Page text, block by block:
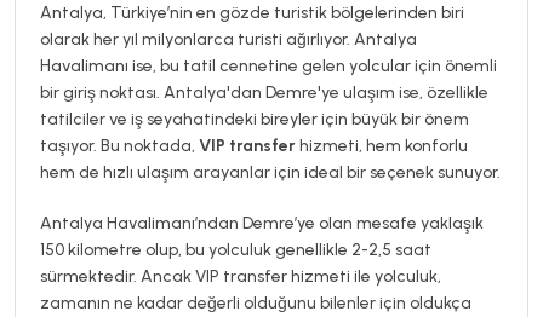
Antalya, Türkiye’nin en gözde turistik bölgelerinden biri
olarak her yıl milyonlarca turisti ağırlıyor. Antalya
Havalimanı ise, bu tatil cennetine gelen yolcular için önemli
bir giriş noktası. Antalya'dan Demre'ye ulaşım ise, özellikle
tatilciler ve iş seyahatindeki bireyler için büyük bir önem
taşıyor. Bu noktada, VIP transferhizmeti, hem konforlu
hem de hızlı ulaşım arayanlar için ideal bir seçenek sunuyor.
Antalya Havalimanı’ndan Demre’ye olan mesafe yaklaşık
150 kilometre olup, bu yolculuk genellikle 2-2,5 saat
sürmektedir. Ancak VIP transfer hizmeti ile yolculuk,
zamanın ne kadar değerli olduğunu bilenler için oldukça